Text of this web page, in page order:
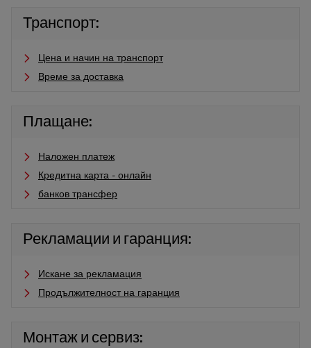
Транспорт:
Цена и начин на транспорт
Време за доставка
Плащане:
Наложен платеж
Кредитна карта - онлайн
банков трансфер
Рекламации и гаранция:
Искане за рекламация
Продължителност на гаранция
Монтаж и сервиз: